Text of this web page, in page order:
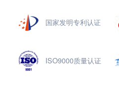
国家发明专利认证
ISO9000质量认证